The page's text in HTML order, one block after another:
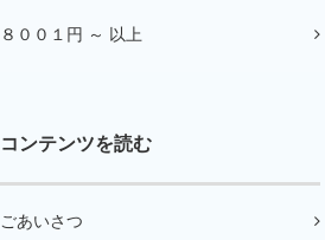
８００１円 ～ 以上
コンテンツを読む
ごあいさつ